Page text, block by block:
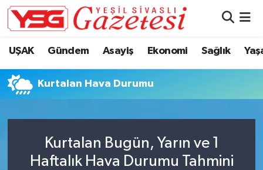
UŞAK Gündem Asayiş Ekonomi Sağlık
Kurtalan Hava Durumu
Kurtalan Bugün, Yarın ve 1
Haftalık Hava Durumu Tahmini
Süper Lig Puan Durumu ve Fikstür